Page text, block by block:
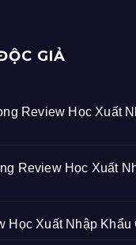
GIẢ
Review Học Xuất
Review Học Xuất
Học Xuất Nhập